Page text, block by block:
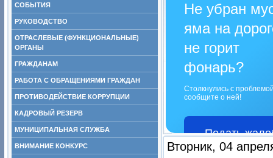
СОБЫТИЯ
РУКОВОДСТВО
ОТРАСЛЕВЫЕ (ФУНКЦИОНАЛЬНЫЕ)
ОРГАНЫ
ГРАЖДАНАМ
РАБОТА С ОБРАЩЕНИЯМИ ГРАЖДАН
ПРОТИВОДЕЙСТВИЕ КОРРУПЦИИ
КАДРОВЫЙ РЕЗЕРВ
МУНИЦИПАЛЬНАЯ СЛУЖБА
ВНИМАНИЕ КОНКУРС
Не убран
яма на
не горит
фонарь?
Столкнулись с
сообщите о ней!
Подать
Вторник, 04